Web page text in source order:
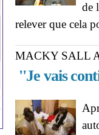
de
relever que cela
MACKY SALL
''Je vais